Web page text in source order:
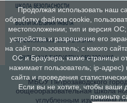
ШКОЛА БЕЗОПАСНОСТИ
ВОСПИТАТЕЛЬНАЯ РАБОТА
«ПРОФИЛАКТИКА ЭКСТРЕМИЗМА»
ЭЛЕКТРОННАЯ БИБЛИОТЕКА ОБРАЗОВАНИЯ
МБОУ Петрозаводского
общеобразовательная Школа
углубленным изучением
Продолжая использовать наш
обработку файлов cookie,
местоположении; тип и версия
устройства и разрешение его
на сайт пользователь; с какого
ОС и Браузера; какие страницы
нажимает пользователь; ip-
сайта и проведения
Если вы не хотите, чтобы ваши
покиньте